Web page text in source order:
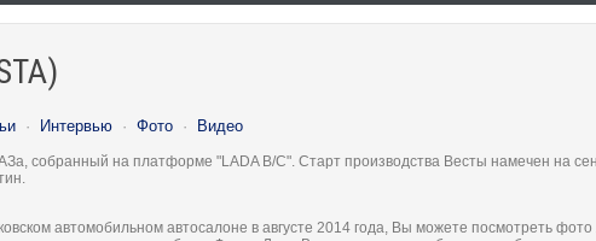
· Интервью · Фото · Видео
собранный на платформе "LADA B/C". Старт производства Весты намечен на
автомобильном автосалоне в августе 2014 года, Вы можете посмотреть